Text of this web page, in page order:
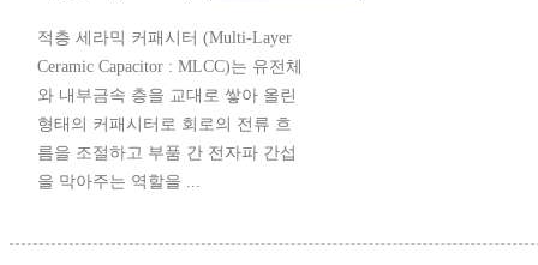
적층 세라믹 커패시터 (Multi-Layer
Ceramic Capacitor : MLCC)는 유전체
와 내부금속 층을 교대로 쌓아 올린
형태의 커패시터로 회로의 전류 흐
름을 조절하고 부품 간 전자파 간섭
을 막아주는 역할을 ...